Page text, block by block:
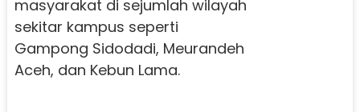
masyarakat di sejumlah wilayah
sekitar kampus seperti
Gampong Sidodadi, Meurandeh
Aceh, dan Kebun Lama.